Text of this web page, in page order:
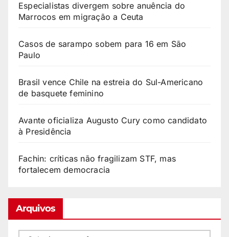
Especialistas divergem sobre anuência do
Marrocos em migração a Ceuta
Casos de sarampo sobem para 16 em São
Paulo
Brasil vence Chile na estreia do Sul-Americano
de basquete feminino
Avante oficializa Augusto Cury como candidato
à Presidência
Fachin: críticas não fragilizam STF, mas
fortalecem democracia
Arquivos